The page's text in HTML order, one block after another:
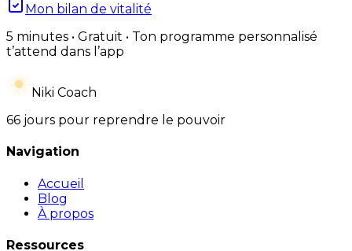
Mon bilan de vitalité
5 minutes • Gratuit • Ton programme personnalisé
t’attend dans l’app
Niki Coach
66 jours pour reprendre le pouvoir
Navigation
Accueil
Blog
À propos
Ressources